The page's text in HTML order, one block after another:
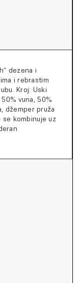
dezena i
i rebrastim
Kroj: Uski
vuna, 50%
džemper pruža
kombinuje uz